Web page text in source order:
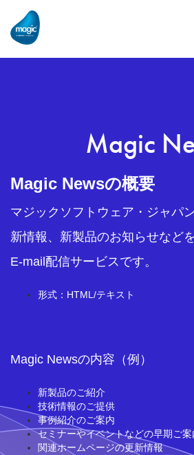
Magic
Magic Newsの概要
マジックソフトウェア・ジャパ
新情報、新製品のお知らせなど
E-mail配信サービスです。
形式：HTML/テキスト
Magic Newsの内容（例）
新製品のご紹介
技術情報のご提供
事例紹介のご案内
セミナーやイベントなどの早期ご案
関連ホームページの更新情報